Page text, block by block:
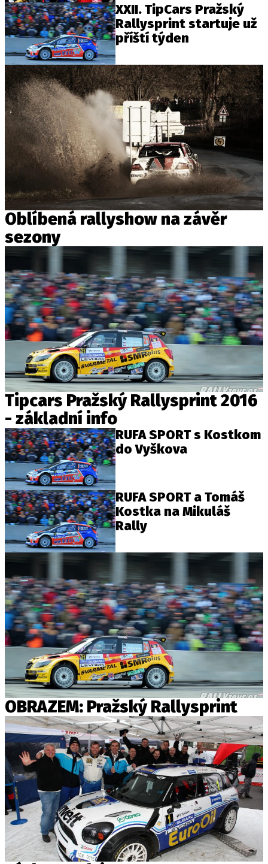
XXII. TipCars Pražský
Rallysprint startuje už
příští týden
Oblíbená rallyshow na závěr
sezony
Tipcars Pražský Rallysprint 2016
- základní info
RUFA SPORT s Kostkom
do Vyškova
RUFA SPORT a Tomáš
Kostka na Mikuláš
Rally
OBRAZEM: Pražský Rallysprint